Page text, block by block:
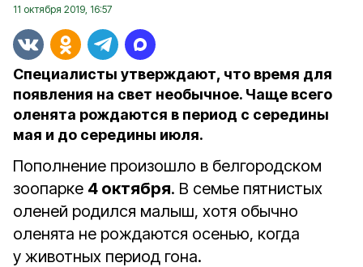
11 октября 2019, 16:57
Специалисты утверждают, что время для
появления на свет необычное. Чаще всего
оленята рождаются в период с середины
мая и до середины июля.
Пополнение произошло в белгородском
зоопарке 4 октября. В семье пятнистых
оленей родился малыш, хотя обычно
оленята не рождаются осенью, когда
у животных период гона.